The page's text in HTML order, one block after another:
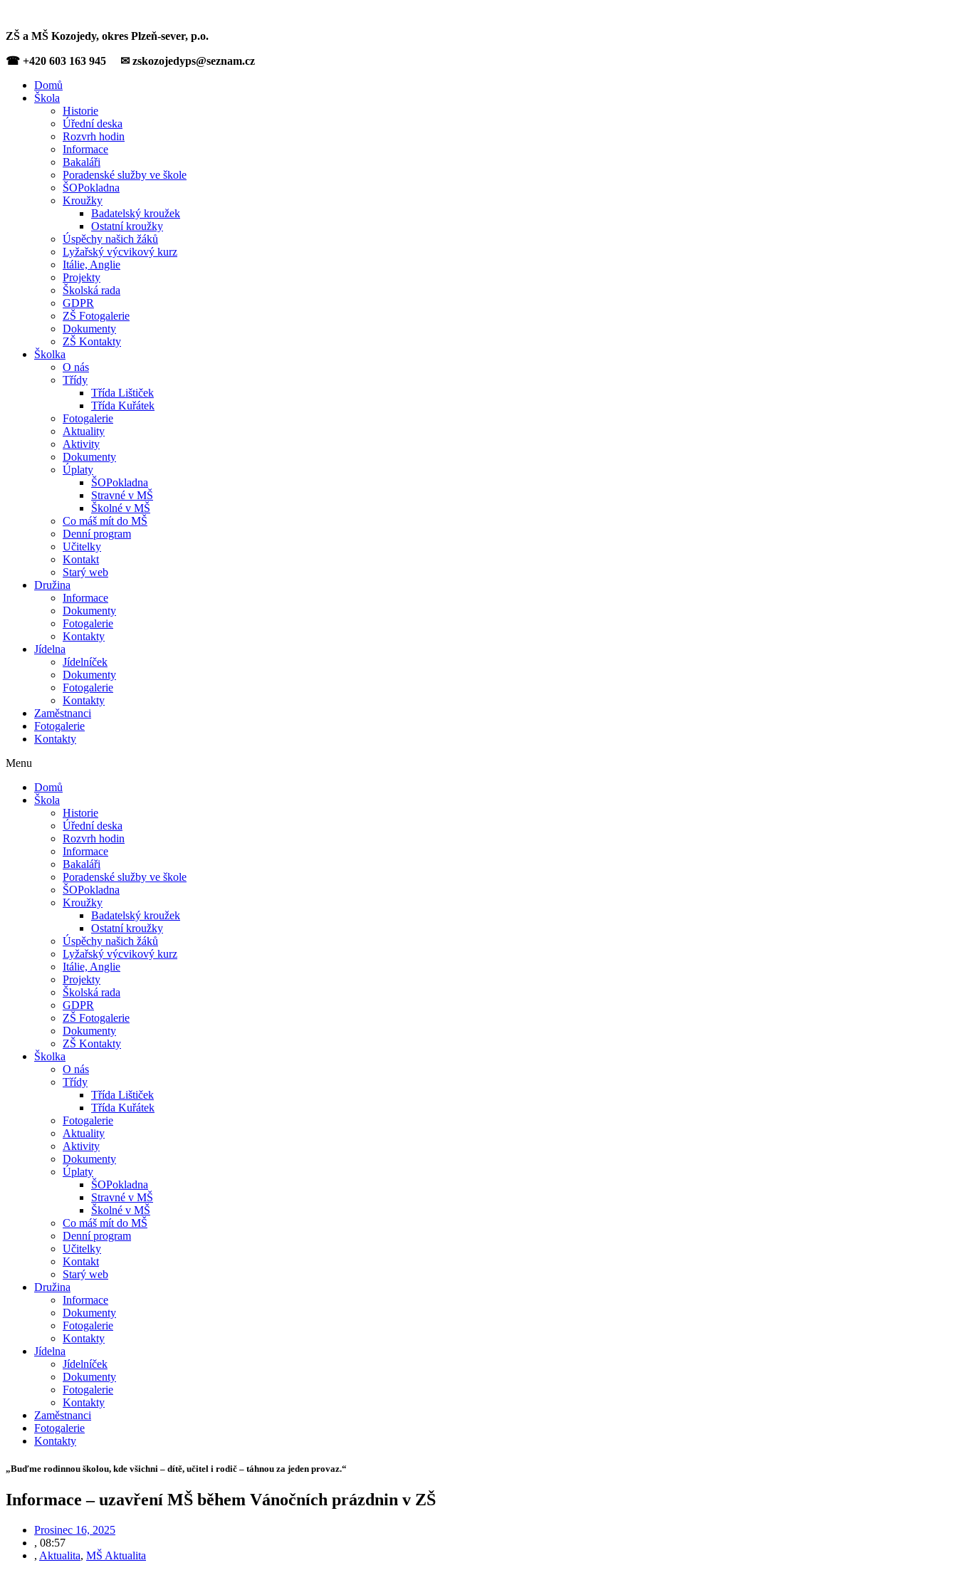
ZŠ a MŠ Kozojedy, okres Plzeň-sever, p.o.
☎ +420 603 163 945 ✉ zskozojedyps@seznam.cz
Domů
Škola
Historie
Úřední deska
Rozvrh hodin
Informace
Bakaláři
Poradenské služby ve škole
ŠOPokladna
Kroužky
Badatelský kroužek
Ostatní kroužky
Úspěchy našich žáků
Lyžařský výcvikový kurz
Itálie, Anglie
Projekty
Školská rada
GDPR
ZŠ Fotogalerie
Dokumenty
ZŠ Kontakty
Školka
O nás
Třídy
Třída Lištiček
Třída Kuřátek
Fotogalerie
Aktuality
Aktivity
Dokumenty
Úplaty
ŠOPokladna
Stravné v MŠ
Školné v MŠ
Co máš mít do MŠ
Denní program
Učitelky
Kontakt
Starý web
Družina
Informace
Dokumenty
Fotogalerie
Kontakty
Jídelna
Jídelníček
Dokumenty
Fotogalerie
Kontakty
Zaměstnanci
Fotogalerie
Kontakty
Menu
Domů
Škola
Historie
Úřední deska
Rozvrh hodin
Informace
Bakaláři
Poradenské služby ve škole
ŠOPokladna
Kroužky
Badatelský kroužek
Ostatní kroužky
Úspěchy našich žáků
Lyžařský výcvikový kurz
Itálie, Anglie
Projekty
Školská rada
GDPR
ZŠ Fotogalerie
Dokumenty
ZŠ Kontakty
Školka
O nás
Třídy
Třída Lištiček
Třída Kuřátek
Fotogalerie
Aktuality
Aktivity
Dokumenty
Úplaty
ŠOPokladna
Stravné v MŠ
Školné v MŠ
Co máš mít do MŠ
Denní program
Učitelky
Kontakt
Starý web
Družina
Informace
Dokumenty
Fotogalerie
Kontakty
Jídelna
Jídelníček
Dokumenty
Fotogalerie
Kontakty
Zaměstnanci
Fotogalerie
Kontakty
„Buďme rodinnou školou, kde všichni – dítě, učitel i rodič – táhnou za jeden provaz.“
Informace – uzavření MŠ během Vánočních prázdnin v ZŠ
Prosinec 16, 2025
, 08:57
, Aktualita, MŠ Aktualita